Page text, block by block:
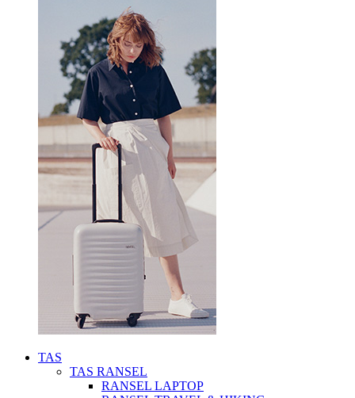
TAS
TAS RANSEL
RANSEL LAPTOP